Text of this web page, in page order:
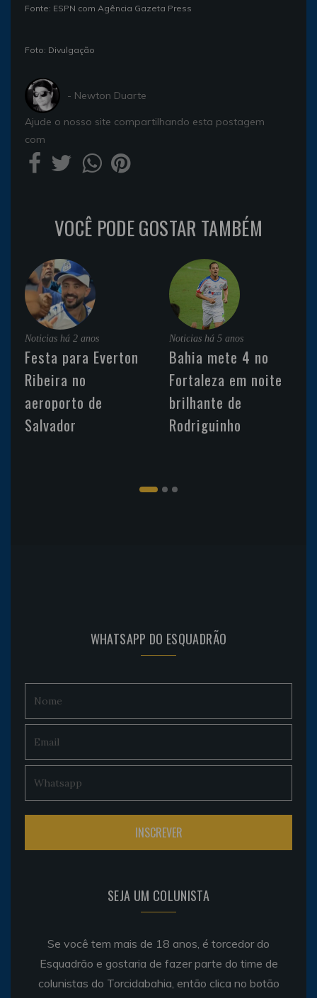
Fonte: ESPN com Agência Gazeta Press
Foto: Divulgação
- Newton Duarte
Ajude o nosso site compartilhando esta postagem
com
VOCÊ PODE GOSTAR TAMBÉM
Noticias há 2 anos
Festa para Everton
Ribeira no
aeroporto de
Salvador
Noticias há 5 anos
Bahia mete 4 no
Fortaleza em noite
brilhante de
Rodriguinho
WHATSAPP DO ESQUADRÃO
SEJA UM COLUNISTA
Se você tem mais de 18 anos, é torcedor do
Esquadrão e gostaria de fazer parte do time de
colunistas do Torcidabahia, então clica no botão